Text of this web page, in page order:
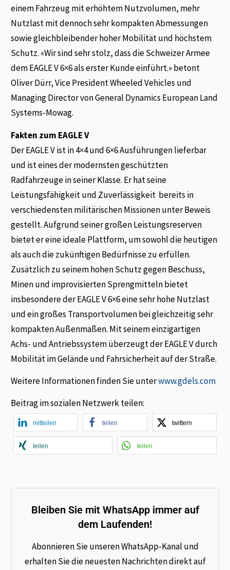
einem Fahrzeug mit erhöhtem Nutzvolumen, mehr
Nutzlast mit dennoch sehr kompakten Abmessungen
sowie gleichbleibender hoher Mobilität und höchstem
Schutz. «Wir sind sehr stolz, dass die Schweizer Armee
dem EAGLE V 6×6 als erster Kunde einführt.» betont
Oliver Dürr, Vice President Wheeled Vehicles und
Managing Director von General Dynamics European Land
Systems-Mowag.
Fakten zum EAGLE V
Der EAGLE V ist in 4×4 und 6×6 Ausführungen lieferbar
und ist eines der modernsten geschützten
Radfahrzeuge in seiner Klasse. Er hat seine
Leistungsfähigkeit und Zuverlässigkeit bereits in
verschiedensten militärischen Missionen unter Beweis
gestellt. Aufgrund seiner großen Leistungsreserven
bietet er eine ideale Plattform, um sowohl die heutigen
als auch die zukünftigen Bedürfnisse zu erfüllen.
Zusätzlich zu seinem hohen Schutz gegen Beschuss,
Minen und improvisierten Sprengmitteln bietet
insbesondere der EAGLE V 6×6 eine sehr hohe Nutzlast
und ein großes Transportvolumen bei gleichzeitig sehr
kompakten Außenmaßen. Mit seinem einzigartigen
Achs- und Antriebssystem überzeugt der EAGLE V durch
Mobilität im Gelände und Fahrsicherheit auf der Straße.
Weitere Informationen finden Sie unterwww.gdels.com
Beitrag im sozialen Netzwerk teilen:
mitteilen teilen twittern
teilen teilen
Bleiben Sie mit WhatsApp immer auf
dem Laufenden!
Abonnieren Sie unseren WhatsApp-Kanal und
erhalten Sie die neuesten Nachrichten direkt auf